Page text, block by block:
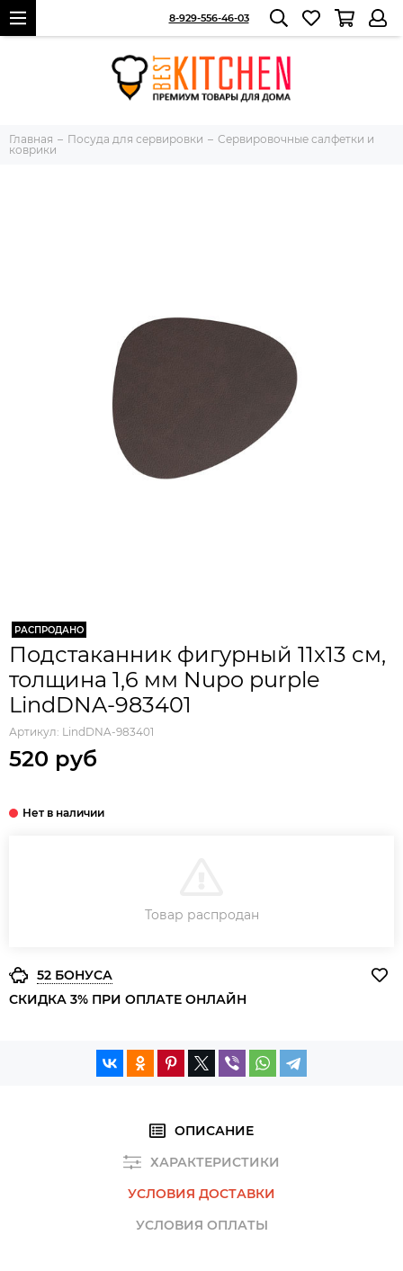
8-929-556-46-03
Главная Посуда для сервировки
Сервировочные салфетки и
коврики
РАСПРОДАНО
Подстаканник фигурный 11x13 см,
толщина 1,6 мм Nupo purple
LindDNA-983401
Артикул: LindDNA-983401
520 руб
ЗАКАЗ В ОДИН КЛИК
Товар распродан
52 БОНУСА
СКИДКА 3% ПРИ ОПЛАТЕ ОНЛАЙН
ОПИСАНИЕ
ХАРАКТЕРИСТИКИ
УСЛОВИЯ ДОСТАВКИ
УСЛОВИЯ ОПЛАТЫ